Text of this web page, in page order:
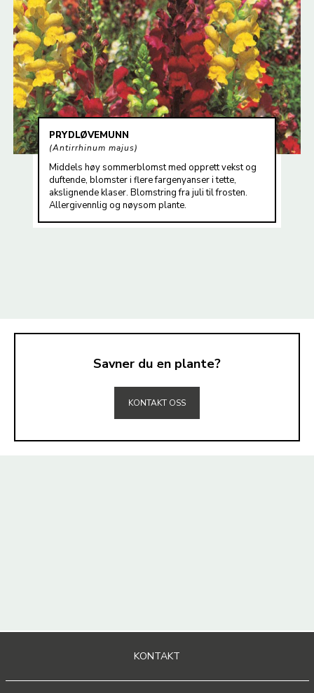
PRYDLØVEMUNN
Antirrhinum majus
Middels høy sommerblomst med opprett vekst og
duftende, blomster i flere fargenyanser i tette,
akslignende klaser. Blomstring fra juli til frosten.
Allergivennlig og nøysom plante.
Savner du en plante?
KONTAKT OSS
KONTAKT